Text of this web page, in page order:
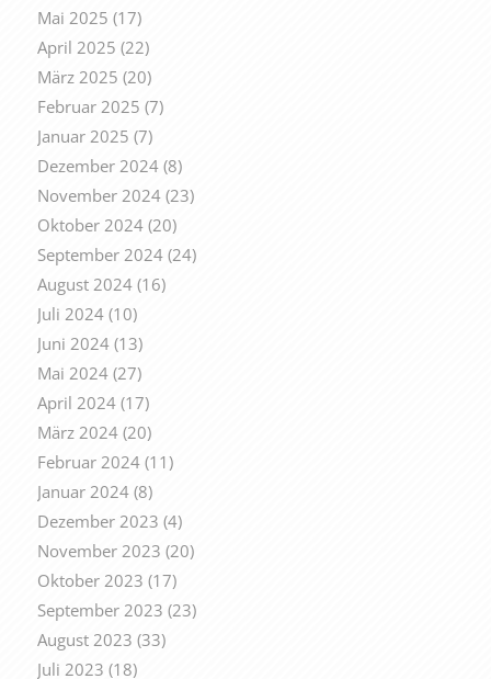
Mai 2025 (17)
April 2025 (22)
März 2025 (20)
Februar 2025 (7)
Januar 2025 (7)
Dezember 2024(8)
November 2024(23)
Oktober 2024(20)
September 2024(24)
August 2024(16)
Juli 2024(10)
Juni 2024(13)
Mai 2024(27)
April 2024(17)
März 2024(20)
Februar 2024(11)
Januar 2024(8)
Dezember 2023 (4)
November 2023 (20)
Oktober 2023 (17)
September 2023 (23)
August 2023 (33)
Juli 2023 (18)